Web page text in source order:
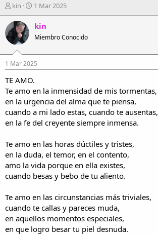
A
u
t
o
r
d
e
h
i
o
kin
F
e
c
a
e
i
c
i
o
1 Mar 2025
kin
Miembro Conocido
1 Mar 2025
TE AMO.
Te amo en la inmensidad de mis tormentas,
en la urgencia del alma que te piensa,
cuando a mi lado estas, cuando te ausentas,
en la fe del creyente siempre inmensa.
Te amo en las horas dúctiles y tristes,
en la duda, el temor, en el contento,
amo la vida porque en ella existes,
cuando besas y bebo de tu aliento.
Te amo en las circunstancias más triviales,
cuando te callas y pareces muda,
en aquellos momentos especiales,
en que logro besar tu piel desnuda.